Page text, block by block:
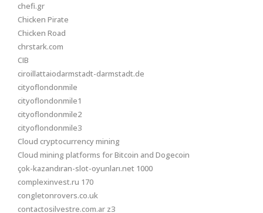
chefi.gr
Chicken Pirate
Chicken Road
chrstark.com
CIB
ciroillattaiodarmstadt-darmstadt.de
cityoflondonmile
cityoflondonmile1
cityoflondonmile2
cityoflondonmile3
Cloud cryptocurrency mining
Cloud mining platforms for Bitcoin and Dogecoin
çok-kazandıran-slot-oyunları.net 1000
complexinvest.ru 170
congletonrovers.co.uk
contactosilvestre.com.ar z3